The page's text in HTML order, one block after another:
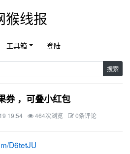
猴线报
工具箱 登陆
搜索
券 ，可叠小红包
19:54 464次浏览 0条评论
D6tetJU